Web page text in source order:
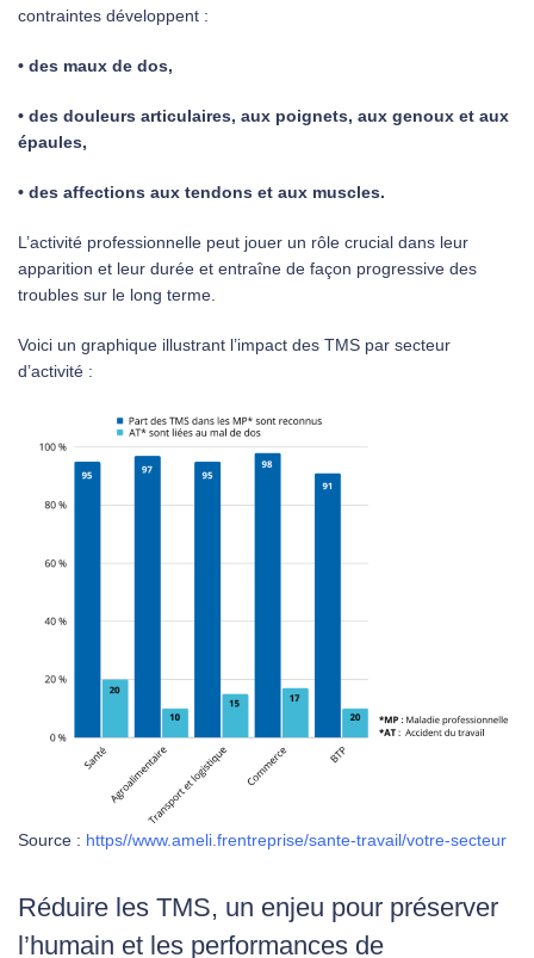
contraintes développent :
• des maux de dos,
• des douleurs articulaires, aux poignets, aux genoux et aux
épaules,
• des affections aux tendons et aux muscles.
L’activité professionnelle peut jouer un rôle crucial dans leur
apparition et leur durée et entraîne de façon progressive des
troubles sur le long terme.
Voici un graphique illustrant l’impact des TMS par secteur
d’activité :
Source : https//www.ameli.frentreprise/sante-travail/votre-secteur
Réduire les TMS, un enjeu pour préserver
l’humain et les performances de